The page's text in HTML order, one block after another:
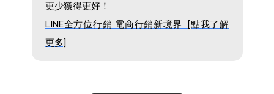
更少獲得更好！
LINE全方位行銷 電商行銷新境界...[點我了解
更多]